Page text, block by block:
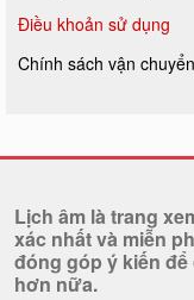
Điều khoản sử dụng
Chính sách vận chuyển
Lịch âm là trang
xác nhất và miễn
đóng góp ý kiến
hơn nữa.